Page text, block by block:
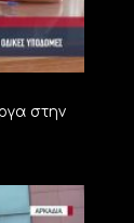
στην